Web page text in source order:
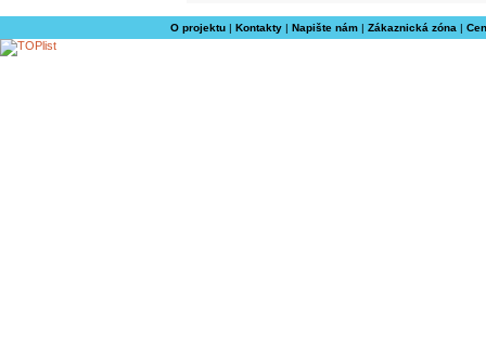
O projektu| Kontakty| Napište nám| Zákaznická zóna |